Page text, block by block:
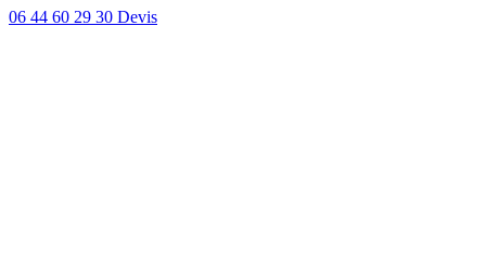
06 44 60 29 30 Devis